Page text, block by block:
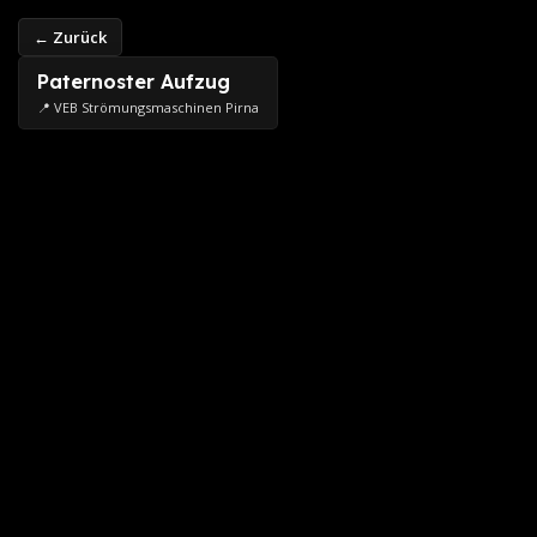
← Zurück
Paternoster Aufzug
📍 VEB Strömungsmaschinen Pirna